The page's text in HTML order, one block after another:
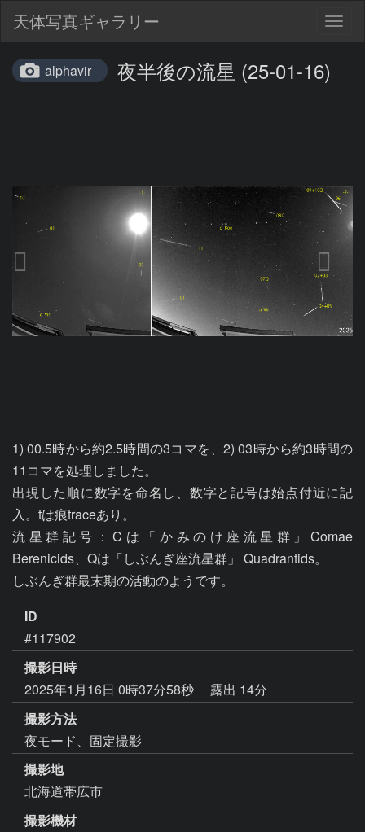
天体写真ギャラリー
alphavir 夜半後の流星 (25-01-16)
1) 00.5時から約2.5時間の3コマを、2) 03時から約3時間の
11コマを処理しました。
出現した順に数字を命名し、数字と記号は始点付近に記
入。tは痕traceあり。
流星群記号：Cは「かみのけ座流星群」Comae
Berenicids、Qは「しぶんぎ座流星群」 Quadrantids。
しぶんぎ群最末期の活動のようです。
ID
#117902
撮影日時
2025年1月16日 0時37分58秒
露出 14分
撮影方法
夜モード、固定撮影
撮影地
北海道帯広市
撮影機材